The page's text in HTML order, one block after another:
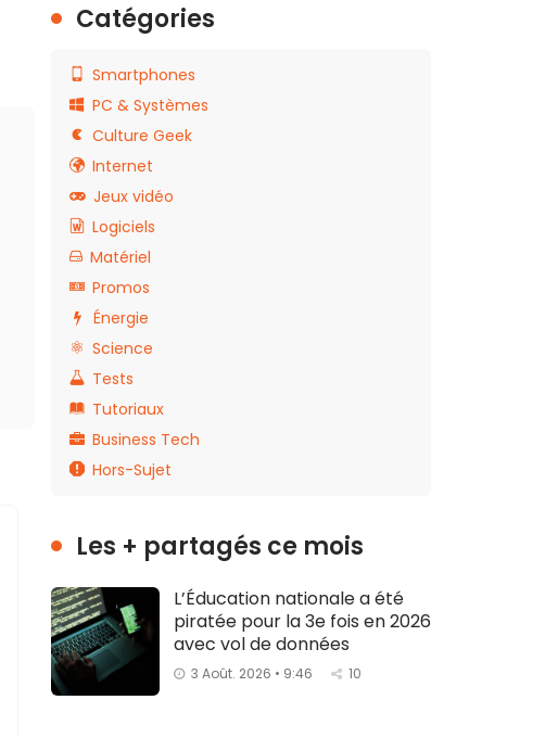
Catégories
Smartphones
PC & Systèmes
Culture Geek
Internet
Jeux vidéo
Logiciels
Matériel
Promos
Énergie
Science
Tests
Tutoriaux
Business Tech
Hors-Sujet
Les + partagés ce mois
L’Éducation nationale a été
piratée pour la 3e fois en 2026
avec vol de données
3 Août. 2026 • 9:46 10